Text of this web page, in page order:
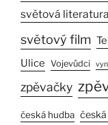
světová literatura
světový film
Ulice Vojevůdci
zpěvačky
česká hudba